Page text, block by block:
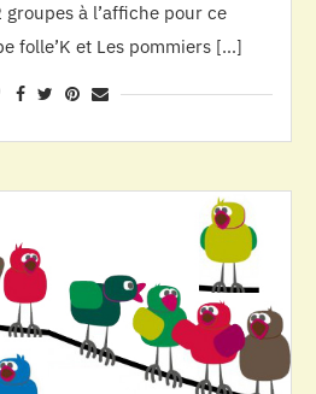
à l’affiche pour ce
folle’K et Les pommiers […]